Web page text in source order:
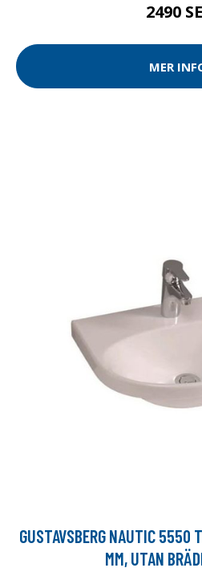
2490
MER
GUSTAVSBERG NAUTIC
MM, UTAN